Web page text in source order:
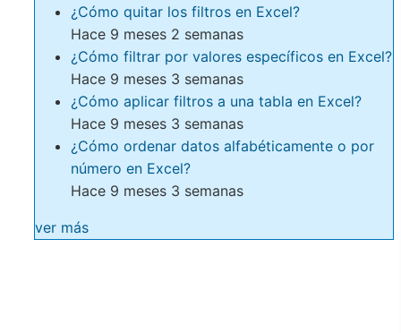
¿Cómo quitar los filtros en Excel?
Hace 9 meses 2 semanas
¿Cómo filtrar por valores específicos en Excel?
Hace 9 meses 3 semanas
¿Cómo aplicar filtros a una tabla en Excel?
Hace 9 meses 3 semanas
¿Cómo ordenar datos alfabéticamente o por
número en Excel?
Hace 9 meses 3 semanas
ver más